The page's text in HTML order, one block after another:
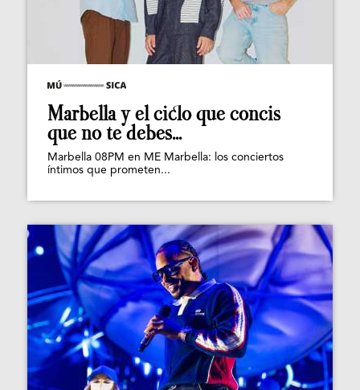
Marbella y el ciclo que concis
que no te debes...
Marbella 08PM en ME Marbella: los conciertos
íntimos que prometen...